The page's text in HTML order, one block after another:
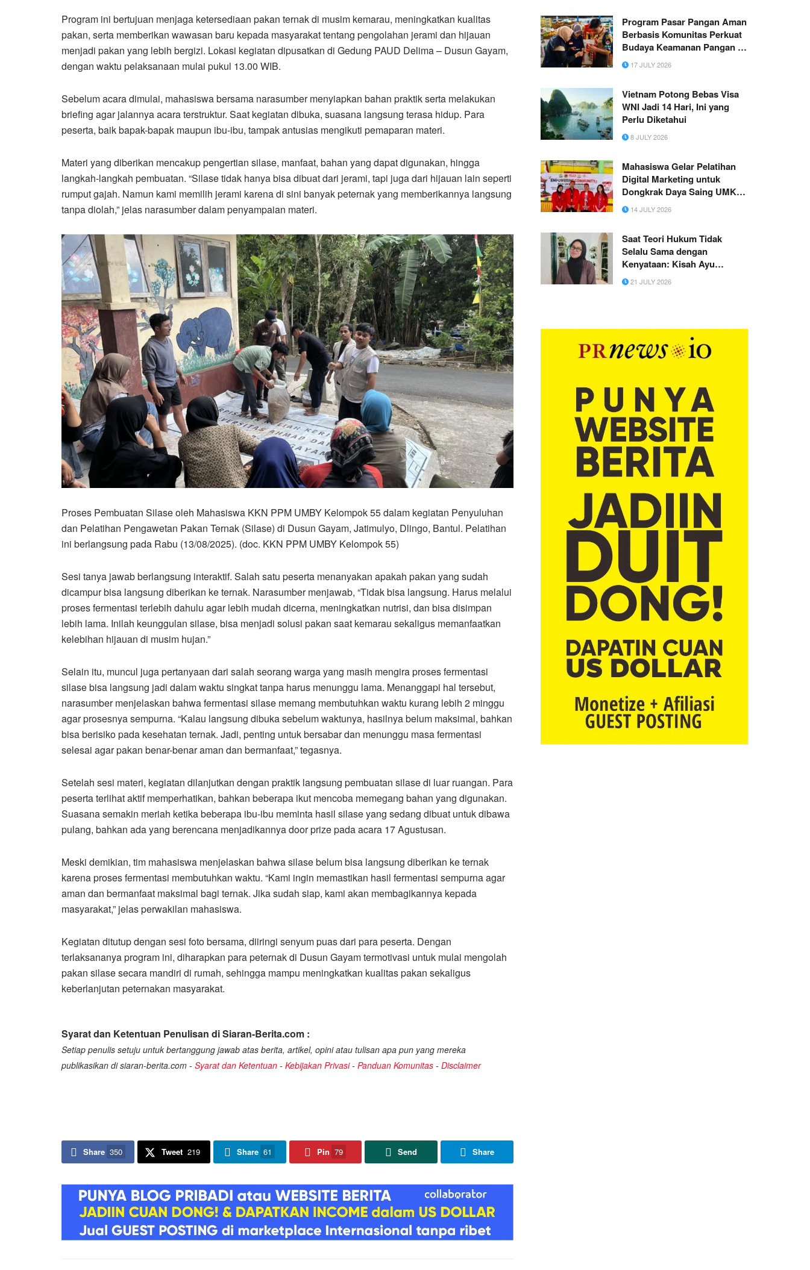
Program ini bertujuan menjaga ketersediaan pakan ternak di musim kemarau, meningkatkan kualitas
pakan, serta memberikan wawasan baru kepada masyarakat tentang pengolahan jerami dan hijauan
menjadi pakan yang lebih bergizi. Lokasi kegiatan dipusatkan di Gedung PAUD Delima – Dusun Gayam,
dengan waktu pelaksanaan mulai pukul 13.00 WIB.
Sebelum acara dimulai, mahasiswa bersama narasumber menyiapkan bahan praktik serta melakukan
briefing agar jalannya acara terstruktur. Saat kegiatan dibuka, suasana langsung terasa hidup. Para
peserta, baik bapak-bapak maupun ibu-ibu, tampak antusias mengikuti pemaparan materi.
Materi yang diberikan mencakup pengertian silase, manfaat, bahan yang dapat digunakan, hingga
langkah-langkah pembuatan. “Silase tidak hanya bisa dibuat dari jerami, tapi juga dari hijauan lain seperti
rumput gajah. Namun kami memilih jerami karena di sini banyak peternak yang memberikannya langsung
tanpa diolah,” jelas narasumber dalam penyampaian materi.
Proses Pembuatan Silase oleh Mahasiswa KKN PPM UMBY Kelompok 55 dalam kegiatan Penyuluhan
dan Pelatihan Pengawetan Pakan Ternak (Silase) di Dusun Gayam, Jatimulyo, Dlingo, Bantul. Pelatihan
ini berlangsung pada Rabu (13/08/2025). (doc. KKN PPM UMBY Kelompok 55)
Sesi tanya jawab berlangsung interaktif. Salah satu peserta menanyakan apakah pakan yang sudah
dicampur bisa langsung diberikan ke ternak. Narasumber menjawab, “Tidak bisa langsung. Harus melalui
proses fermentasi terlebih dahulu agar lebih mudah dicerna, meningkatkan nutrisi, dan bisa disimpan
lebih lama. Inilah keunggulan silase, bisa menjadi solusi pakan saat kemarau sekaligus memanfaatkan
kelebihan hijauan di musim hujan.”
Selain itu, muncul juga pertanyaan dari salah seorang warga yang masih mengira proses fermentasi
silase bisa langsung jadi dalam waktu singkat tanpa harus menunggu lama. Menanggapi hal tersebut,
narasumber menjelaskan bahwa fermentasi silase memang membutuhkan waktu kurang lebih 2 minggu
agar prosesnya sempurna. “Kalau langsung dibuka sebelum waktunya, hasilnya belum maksimal, bahkan
bisa berisiko pada kesehatan ternak. Jadi, penting untuk bersabar dan menunggu masa fermentasi
selesai agar pakan benar-benar aman dan bermanfaat,” tegasnya.
Setelah sesi materi, kegiatan dilanjutkan dengan praktik langsung pembuatan silase di luar ruangan. Para
peserta terlihat aktif memperhatikan, bahkan beberapa ikut mencoba memegang bahan yang digunakan.
Suasana semakin meriah ketika beberapa ibu-ibu meminta hasil silase yang sedang dibuat untuk dibawa
pulang, bahkan ada yang berencana menjadikannya door prize pada acara 17 Agustusan.
Meski demikian, tim mahasiswa menjelaskan bahwa silase belum bisa langsung diberikan ke ternak
karena proses fermentasi membutuhkan waktu. “Kami ingin memastikan hasil fermentasi sempurna agar
aman dan bermanfaat maksimal bagi ternak. Jika sudah siap, kami akan membagikannya kepada
masyarakat,” jelas perwakilan mahasiswa.
Kegiatan ditutup dengan sesi foto bersama, diiringi senyum puas dari para peserta. Dengan
terlaksananya program ini, diharapkan para peternak di Dusun Gayam termotivasi untuk mulai mengolah
pakan silase secara mandiri di rumah, sehingga mampu meningkatkan kualitas pakan sekaligus
keberlanjutan peternakan masyarakat.
Syarat dan Ketentuan Penulisan di Siaran-Berita.com :
Setiap penulis setuju untuk bertanggung jawab atas berita, artikel, opini atau tulisan apa pun yang mereka
publikasikan di siaran-berita.com - Syarat dan Ketentuan - Kebijakan Privasi- Panduan Komunitas - Disclaimer
Share 350 Tweet 219 Share 61 Pin 79 Send Share
Program Pasar Pangan Aman
Berbasis Komunitas Perkuat
Budaya Keamanan Pangan di
Pasar Amahami
17 JULY 2026
Vietnam Potong Bebas Visa
WNI Jadi 14 Hari, Ini yang
Perlu Diketahui
8 JULY 2026
Mahasiswa Gelar Pelatihan
Digital Marketing untuk
Dongkrak Daya Saing UMKM
di Desa Raci Kulon
14 JULY 2026
Saat Teori Hukum Tidak
Selalu Sama dengan
Kenyataan: Kisah Ayu
Iswayanti yang Tetap Kuliah
di Tengah Dinamika
21 JULY 2026